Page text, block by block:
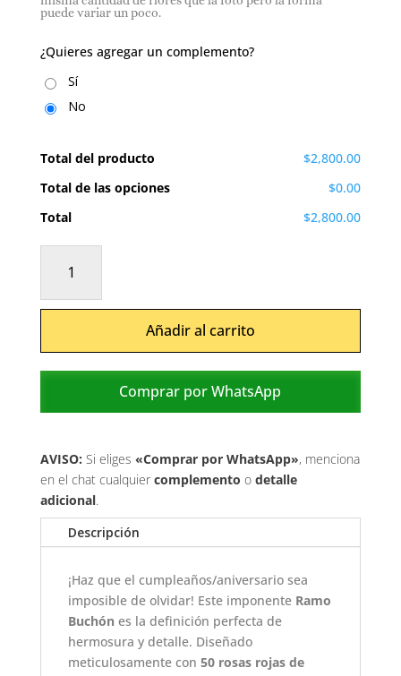
puede variar un poco.
¿Quieres agregar un complemento?
Sí
No
Total del producto
$2,800.00
Total de las opciones
$0.00
Total
$2,800.00
imperial
cantidad
Añadir al carrito
Comprar por WhatsApp
AVISO: Si eliges «Comprar por WhatsApp», menciona
en el chat cualquier complemento o detalle
adicional.
Descripción
¡Haz que el cumpleaños/aniversario sea
imposible de olvidar! Este imponente Ramo
Buchón es la definición perfecta de
hermosura y detalle. Diseñado
meticulosamente con 50 rosas rojas de